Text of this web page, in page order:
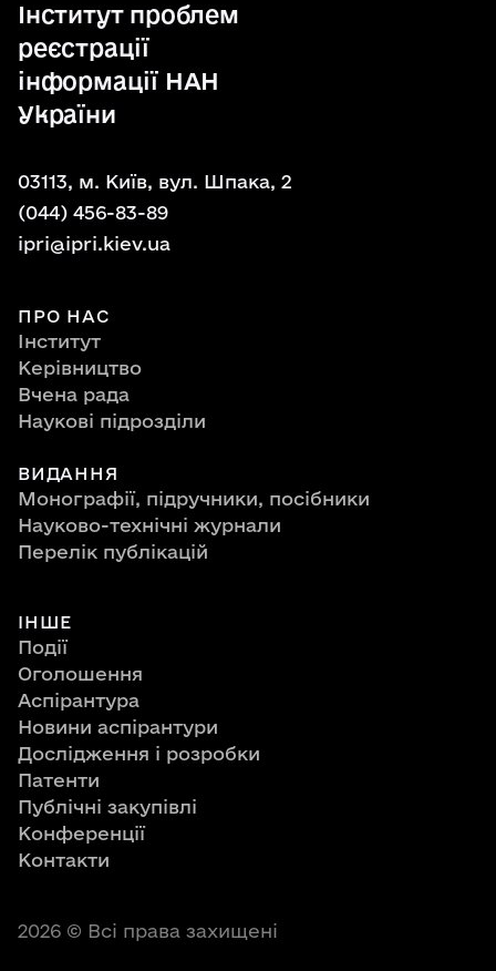
Інститут проблем
реєстрації
інформації НАН
України
03113, м. Київ, вул. Шпака, 2
(044) 456-83-89
ipri@ipri.kiev.ua
ПРО НАС
Інститут
Керівництво
Вчена рада
Наукові підрозділи
ВИДАННЯ
Монографії, підручники, посібники
Науково-технічні журнали
Перелік публікацій
ІНШЕ
Події
Оголошення
Аспірантура
Новини аспірантури
Дослідження і розробки
Патенти
Публічні закупівлі
Конференції
Контакти
2026 © Всі права захищені